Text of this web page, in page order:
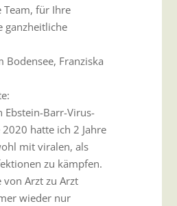
Team, für Ihre
ganzheitliche
Bodensee, Franziska
Ebstein-Barr-Virus-
hatte ich 2 Jahre
mit viralen, als
zu kämpfen.
von Arzt zu Arzt
wieder nur